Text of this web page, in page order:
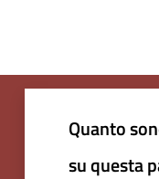
Quanto
su questa